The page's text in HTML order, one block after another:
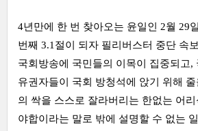
4년만에 한 번 찾아오는 윤일인 2월 29
번째 3.1절이 되자 필리버스터 중단 속
국회방송에 국민들의 이목이 집중되고,
유권자들이 국회 방청석에 앉기 위해 줄
의 싹을 스스로 잘라버리는 한없는 어
야합이라는 말로 밖에 설명할 수 없는